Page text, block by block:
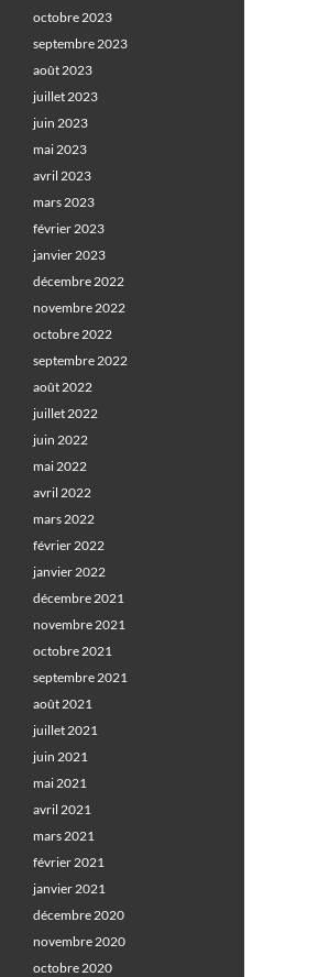
octobre 2023
septembre 2023
août 2023
juillet 2023
juin 2023
mai 2023
avril 2023
mars 2023
février 2023
janvier 2023
décembre 2022
novembre 2022
octobre 2022
septembre 2022
août 2022
juillet 2022
juin 2022
mai 2022
avril 2022
mars 2022
février 2022
janvier 2022
décembre 2021
novembre 2021
octobre 2021
septembre 2021
août 2021
juillet 2021
juin 2021
mai 2021
avril 2021
mars 2021
février 2021
janvier 2021
décembre 2020
novembre 2020
octobre 2020